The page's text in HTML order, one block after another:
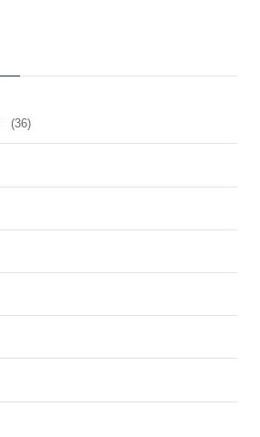
(36)